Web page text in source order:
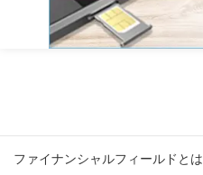
ファイナンシャルフィールドとは